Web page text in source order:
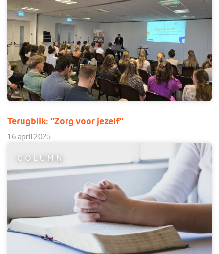
Terugblik: ''Zorg voor jezelf"
16 april 2025
COLUMN